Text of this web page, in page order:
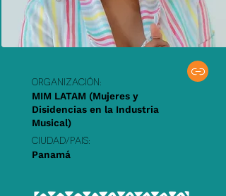
Organización:
MIM LATAM (Mujeres y
Disidencias en la Industria
Musical)
Ciudad/PAIS:
Panamá